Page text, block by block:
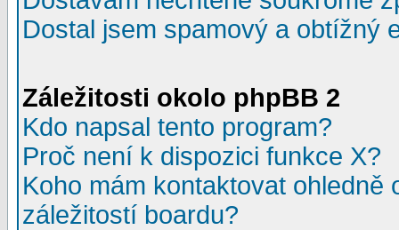
Dostal jsem spamový a obtížný
Záležitosti okolo phpBB 2
Kdo napsal tento program?
Proč není k dispozici funkce X?
Koho mám kontaktovat
záležitostí boardu?